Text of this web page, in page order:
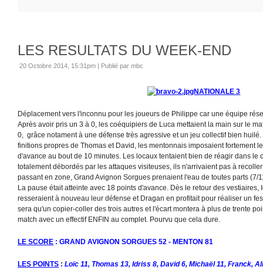
LES RESULTATS DU WEEK-END
20 Octobre 2014, 15:31pm | Publié par mbc
NATIONALE 3
Déplacement vers l'inconnu pour les joueurs de Philippe car une équipe
Après avoir pris un 3 à 0, les coéquipiers de Luca mettaient la main sur le
0, grâce notament à une défense très agressive et un jeu collectif bien
finitions propres de Thomas et David, les mentonnais imposaient fortement
d'avance au bout de 10 minutes. Les locaux tentaient bien de réagir dans le
totalement débordés par les attaques visiteuses, ils n'arrivaient pas à
passant en zone, Grand Avignon Sorgues prenaient l'eau de toutes parts (7/
La pause était atteinte avec 18 points d'avance. Dès le retour des vestiaires,
resseraient à nouveau leur défense et Dragan en profitait pour réaliser un
sera qu'un copier-coller des trois autres et l'écart montera à plus de trente
match avec un effectif ENFIN au complet. Pourvu que cela dure.
LE SCORE : GRAND AVIGNON SORGUES 52 - MENTON 81
LES POINTS : Loïc 11, Thomas 13, Idriss 8, David 6, Michaël 11, Franck,